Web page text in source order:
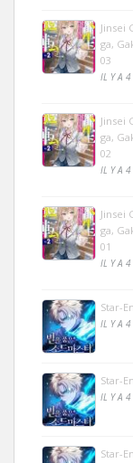
Jinsei
ga,
03
IL Y A 4
Jinsei
ga,
02
IL Y A 4
Jinsei
ga,
01
IL Y A 4
Star-
IL Y A 4
Star-
IL Y A 4
Star-